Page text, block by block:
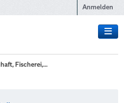
Anmelden
Fischerei,...